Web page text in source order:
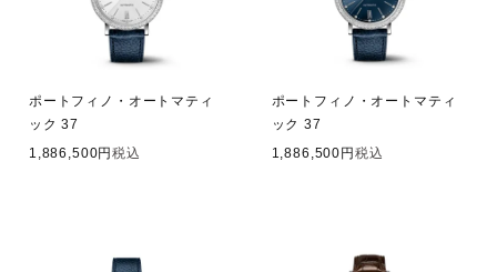
ポートフィノ・オートマティ
ック 37
1,886,500
税込
ポートフィノ・オートマティ
ック 37
1,886,500
税込